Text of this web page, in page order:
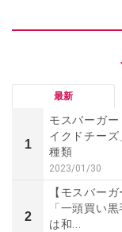
最新
1
モスバーガ
イクドチー
種類
2023/01/30
2
【モスバー
「一頭買い
は和...